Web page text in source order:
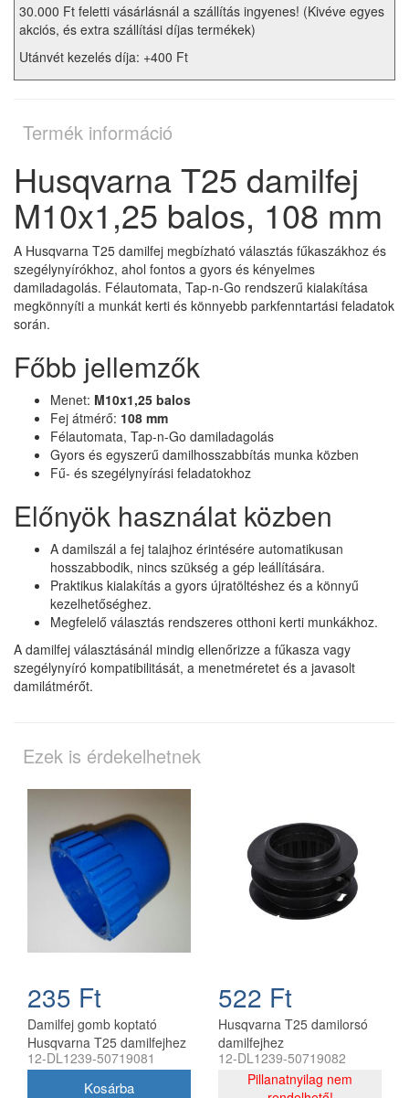
30.000 Ft feletti vásárlásnál a szállítás ingyenes! (Kivéve egyes
akciós, és extra szállítási díjas termékek)
Utánvét kezelés díja: +400 Ft
Termék információ
Husqvarna T25 damilfej
M10x1,25 balos, 108 mm
A Husqvarna T25 damilfej megbízható választás fűkaszákhoz és
szegélynyírókhoz, ahol fontos a gyors és kényelmes
damiladagolás. Félautomata, Tap-n-Go rendszerű kialakítása
megkönnyíti a munkát kerti és könnyebb parkfenntartási feladatok
során.
Főbb jellemzők
Menet: M10x1,25 balos
Fej átmérő: 108 mm
Félautomata, Tap-n-Go damiladagolás
Gyors és egyszerű damilhosszabbítás munka közben
Fű- és szegélynyírási feladatokhoz
Előnyök használat közben
A damilszál a fej talajhoz érintésére automatikusan
hosszabbodik, nincs szükség a gép leállítására.
Praktikus kialakítás a gyors újratöltéshez és a könnyű
kezelhetőséghez.
Megfelelő választás rendszeres otthoni kerti munkákhoz.
A damilfej választásánál mindig ellenőrizze a fűkasza vagy
szegélynyíró kompatibilitását, a menetméretet és a javasolt
damilátmérőt.
Ezek is érdekelhetnek
235 Ft
Damilfej gomb koptató
Husqvarna T25 damilfejhez
54 mm kék
12-DL1239-50719081
522 Ft
Husqvarna T25 damilorsó
damilfejhez
12-DL1239-50719082
Pillanatnyilag nem